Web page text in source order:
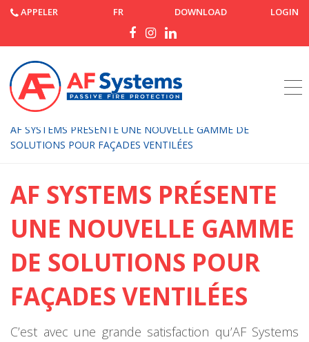
APPELER FR DOWNLOAD LOGIN
Accueil
AF SYSTEMS PRÉSENTE UNE NOUVELLE GAMME DE
SOLUTIONS POUR FAÇADES VENTILÉES
AF SYSTEMS PRÉSENTE
UNE NOUVELLE GAMME
DE SOLUTIONS POUR
FAÇADES VENTILÉES
C’est avec une grande satisfaction qu’AF Systems